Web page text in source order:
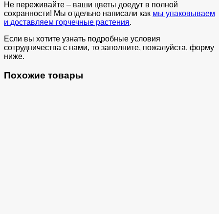
Не переживайте – ваши цветы доедут в полной
сохранности! Мы отдельно написали как мы упаковываем
и доставляем горчечные растения.
Если вы хотите узнать подробные условия
сотрудничества с нами, то заполните, пожалуйста, форму
ниже.
Похожие товары